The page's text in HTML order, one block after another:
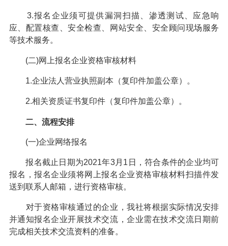
3.报名企业须可提供漏洞扫描、渗透测试、应急响
应、配置核查、安全检查、网站安全、安全顾问现场服务
等技术服务。
(二)网上报名企业资格审核材料
1.企业法人营业执照副本（复印件加盖公章）。
2.相关资质证书复印件（复印件加盖公章）。
二、流程安排
(一)企业网络报名
报名截止日期为2021年3月1日，符合条件的企业均可
报名，报名企业须将网上报名企业资格审核材料扫描件发
送到联系人邮箱，进行资格审核。
对于资格审核通过的企业，我社将根据实际情况安排
并通知报名企业开展技术交流，企业需在技术交流日期前
完成相关技术交流资料的准备。